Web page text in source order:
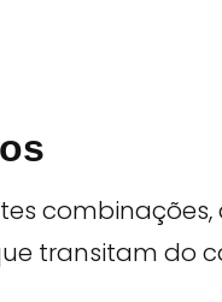
transitam do